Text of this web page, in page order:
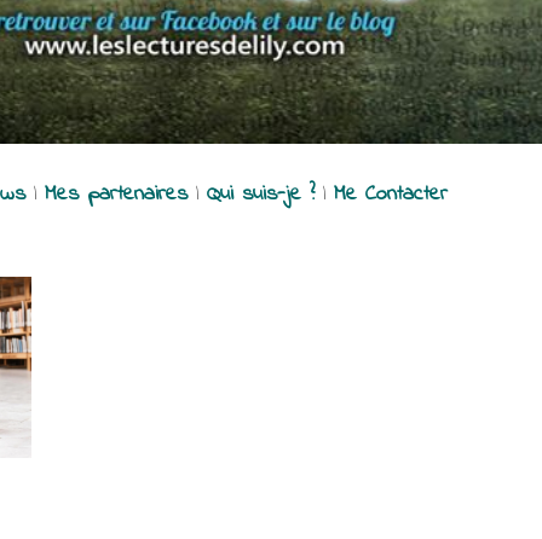
| Mes partenaires| Qui suis-je ?| Me Contacter